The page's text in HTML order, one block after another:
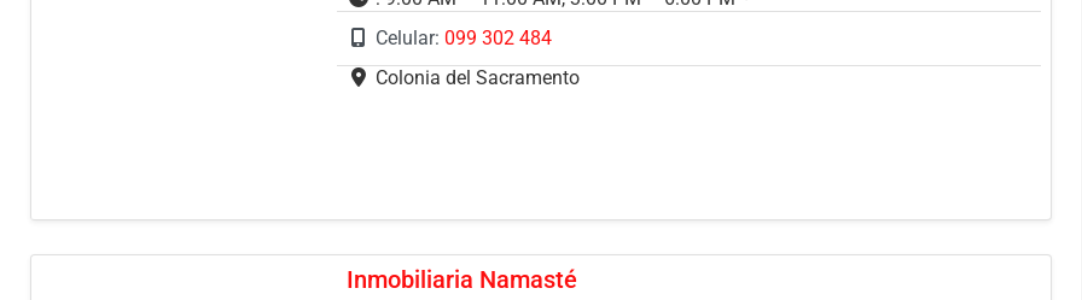
Celular: 099 302 484
Colonia del Sacramento
Inmobiliaria Namasté